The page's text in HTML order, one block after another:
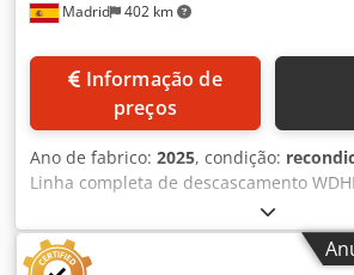
Madrid 402 km
preços
Ano de fabrico: 2025, condição:
Linha completa de descascamento
NOVO, recondicionado e testado em
Funcionamento e tolerância h9
trabalho Diâmetro de entrada: 7 - 38